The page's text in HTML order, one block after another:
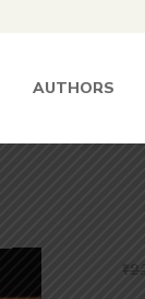
AUTHORS
₹